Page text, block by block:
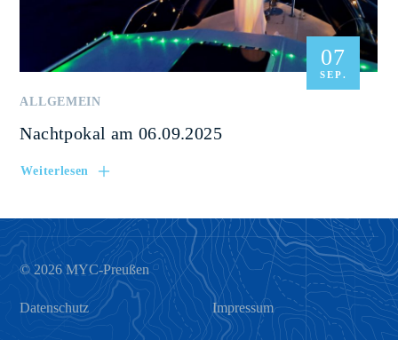
07
SEP.
ALLGEMEIN
Nachtpokal am 06.09.2025
Weiterlesen
© 2026 MYC-Preußen
Datenschutz Impressum